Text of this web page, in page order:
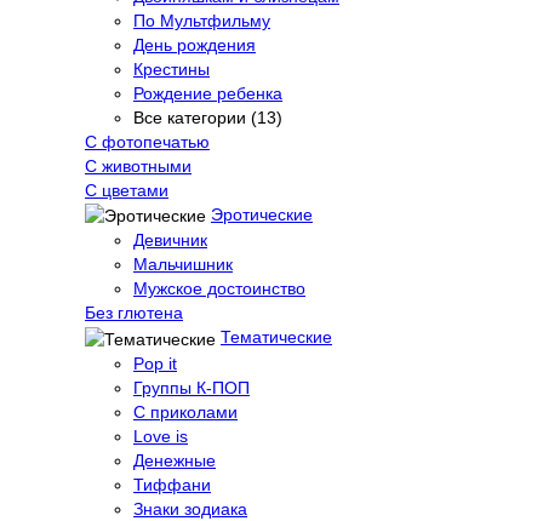
По Мультфильму
День рождения
Крестины
Рождение ребенка
Все категории (13)
С фотопечатью
C животными
С цветами
Эротические
Девичник
Мальчишник
Мужское достоинство
Без глютена
Тематические
Pop it
Группы К-ПОП
С приколами
Love is
Денежные
Тиффани
Знаки зодиака